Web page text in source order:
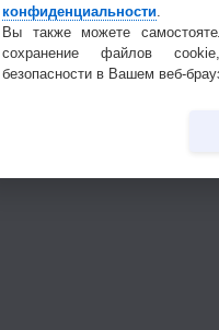
конфиденциальности
Вы также можете
сохранение файлов
безопасности в Вашем веб-